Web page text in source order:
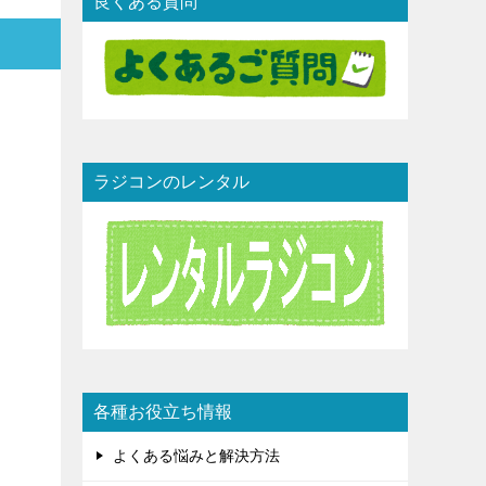
ラジコンのレンタル
各種お役立ち情報
よくある悩みと解決方法